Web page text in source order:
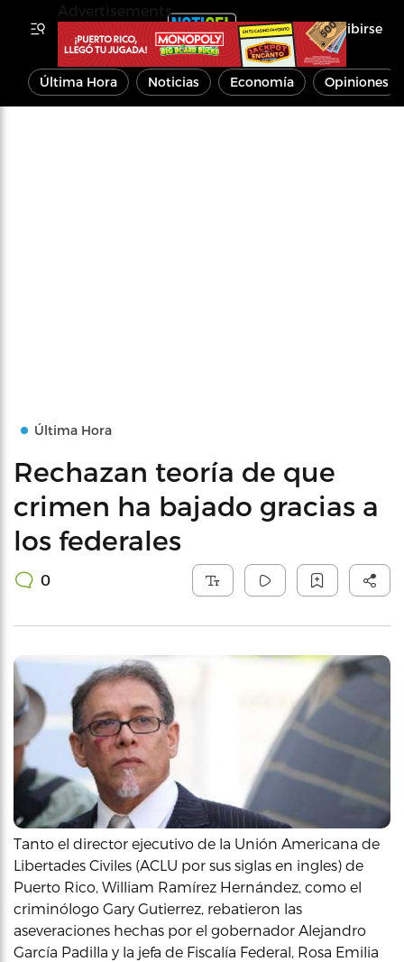
Inscribirse
Última Hora Noticias Economía Opiniones
Última Hora
Rechazan teoría de que
crimen ha bajado gracias a
los federales
0
Tanto el director ejecutivo de la Unión Americana de
Libertades Civiles (ACLU por sus siglas en ingles) de
Puerto Rico, William Ramírez Hernández, como el
criminólogo Gary Gutierrez, rebatieron las
aseveraciones hechas por el gobernador Alejandro
García Padilla y la jefa de Fiscalía Federal, Rosa Emilia
Advertisements